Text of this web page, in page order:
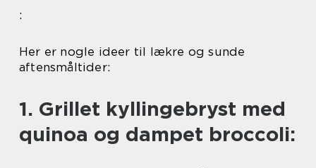
:
Her er nogle ideer til lækre og sunde
aftensmåltider:
1. Grillet kyllingebryst med
quinoa og dampet broccoli: